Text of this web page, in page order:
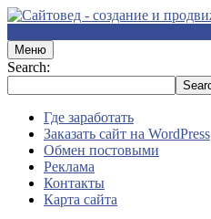
Меню
Search:
Где заработать
Заказать сайт на WordPress
Обмен постовыми
Реклама
Контакты
Карта сайта